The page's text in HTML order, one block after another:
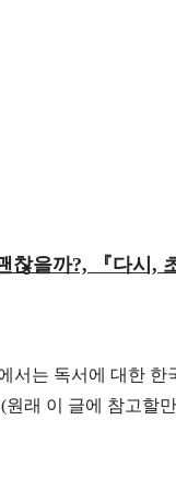
찮을까?, 『다시,
서는 독서에 대한 한
원래 이 글에 참고할만